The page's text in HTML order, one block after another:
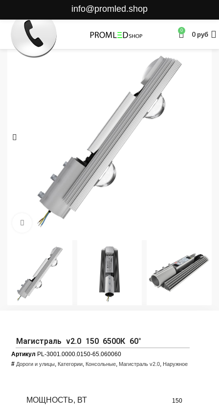
info@promled.shop
0 0руб
Увеличить фото
Магистраль v2.0 150 6500К 60°
Артикул PL-3001.0000.0150-65.060060
# Дороги и улицы, Категории, Консольные, Магистраль v2.0, Наружное
МОЩНОСТЬ, ВТ 150